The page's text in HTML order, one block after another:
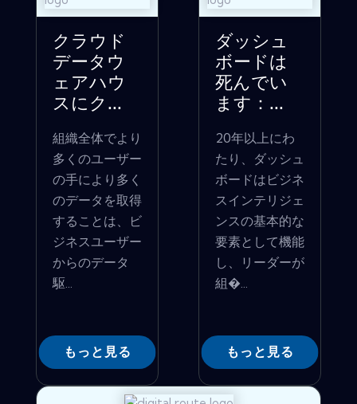
クラウド
データウ
ェアハウ
スにク...
組織全体でより
多くのユーザー
の手により多く
のデータを取得
することは、ビ
ジネスユーザー
からのデータ
駆...
もっと見る
ダッシュ
ボードは
死んでい
ます：...
20年以上にわ
たり、ダッシュ
ボードはビジネ
スインテリジェ
ンスの基本的な
要素として機能
し、リーダーが
組�...
もっと見る